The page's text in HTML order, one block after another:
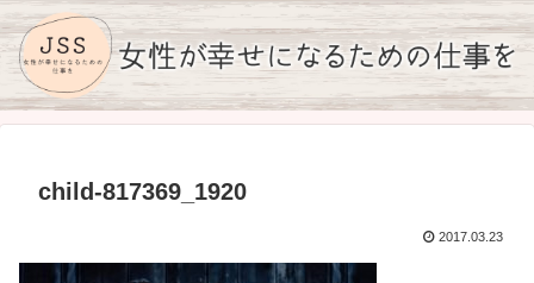
child-817369_1920
2017.03.23